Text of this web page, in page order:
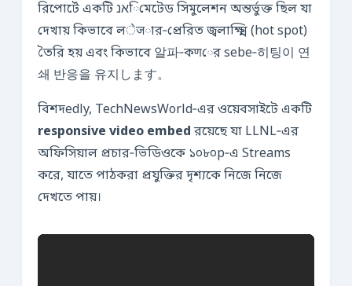
রিপোর্টে একটি אנিমেটেড সিমুলেশন অন্তর্ভুক্ত ছিল যা
দেখায় কিভাবে লेजার‑প্রেরিত জ্বলাক্ষ্মি (hot spot)
তৈরি হয় এবং কিভাবে 알파‑কणের sebe‑히팅이 연
쇄 반응을 유지します。
বিশদedly, TechNewsWorld‑এর ওয়েবসাইটে একটি
responsive video embed রয়েছে যা LLNL‑এর
অফিসিয়াল প্রচার‑ভিডিওকে ১০৮০p‑এ Streams
করে, যাতে পাঠকরা প্রযুক্তির দৃশ্যকে নিজে নিজে
দেখতে পায়।